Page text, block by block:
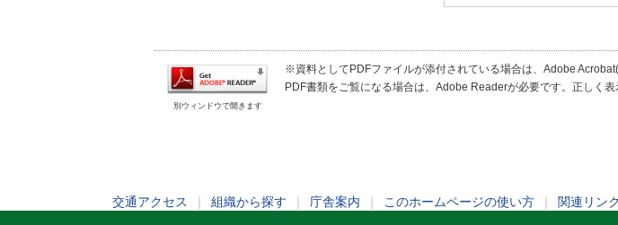
別ウィンドウで開きます
※資料としてPDFファイルが添付されている場合は、Adobe
PDF書類をご覧になる場合は、Adobe Readerが必要です。正しく
交通アクセス 組織から探す 庁舎案内 このホームページの使い方 関連リンク